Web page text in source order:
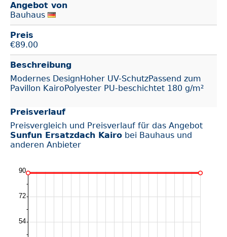
Angebot von
Bauhaus
Preis
€89.00
Beschreibung
Modernes DesignHoher UV-SchutzPassend zum
Pavillon KairoPolyester PU-beschichtet 180 g/m²
Preisverlauf
Preisvergleich und Preisverlauf für das Angebot
Sunfun Ersatzdach Kairo bei Bauhaus und
anderen Anbieter